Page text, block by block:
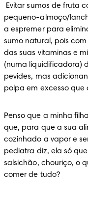
pequeno-almoço/
a espremer para
sumo natural, pois
das suas vitaminas e
(numa liquidificadora)
pevides, mas
polpa em excesso que
Penso que a minha
que, para que a sua
cozinhado a vapor e
pediatra diz, ela só
salsichão, chouriço, o
comer de tudo?